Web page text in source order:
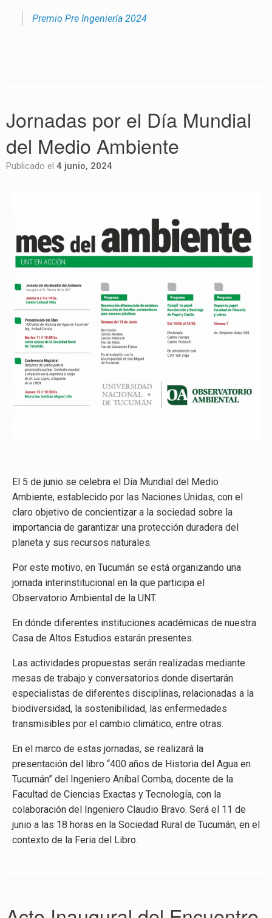
Premio Pre Ingeniería 2024
Jornadas por el Día Mundial
del Medio Ambiente
Publicado el 4 junio, 2024
El 5 de junio se celebra el Día Mundial del Medio
Ambiente, establecido por las Naciones Unidas, con el
claro objetivo de concientizar a la sociedad sobre la
importancia de garantizar una protección duradera del
planeta y sus recursos naturales.
Por este motivo, en Tucumán se está organizando una
jornada interinstitucional en la que participa el
Observatorio Ambiental de la UNT.
En dónde diferentes instituciones académicas de nuestra
Casa de Altos Estudios estarán presentes.
Las actividades propuestas serán realizadas mediante
mesas de trabajo y conversatorios donde disertarán
especialistas de diferentes disciplinas, relacionadas a la
biodiversidad, la sostenibilidad, las enfermedades
transmisibles por el cambio climático, entre otras.
En el marco de estas jornadas, se realizará la
presentación del libro “400 años de Historia del Agua en
Tucumán” del Ingeniero Aníbal Comba, docente de la
Facultad de Ciencias Exactas y Tecnología, con la
colaboración del Ingeniero Claudio Bravo. Será el 11 de
junio a las 18 horas en la Sociedad Rural de Tucumán, en el
contexto de la Feria del Libro.